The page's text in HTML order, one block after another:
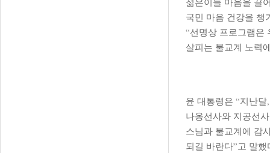
국민 마음 건강을 챙
“선명상 프로그램은
살피는 불교계 노력
윤 대통령은 “지난
나옹선사와 지공선
스님과 불교계에 감
되길 바란다”고 말했